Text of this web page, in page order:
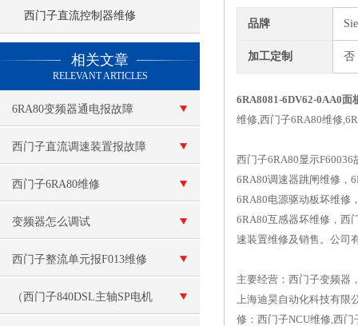
西门子直流控制器维修
相关文章
RELEVANT ARTICLES
6RA80变频器通电报故障
F60100
西门子直流调速装置报故障
西门子6RA80维修
变频器怎么调试
西门子整流单元报F013维修
（西门子840DSL主轴SP电机
品牌
加工定制 否
6RA8081-6DV62-0AA0面
维修,西门子6RA80维修
西门子6RA80显示
6RA80调速器跳闸维修，
6RA80电源驱动板坏维修
6RA80互感器坏维修，西
速装置维修及销售。公司
主要经营：西门子变频器
上海迪昊自动化科技有限
修：西门子NCU维修,西